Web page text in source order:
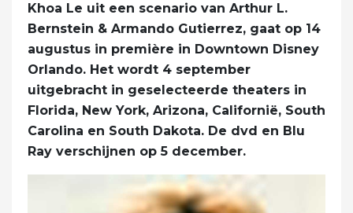
Khoa Le uit een scenario van Arthur L.
Bernstein & Armando Gutierrez, gaat op 14
augustus in première in Downtown Disney
Orlando. Het wordt 4 september
uitgebracht in geselecteerde theaters in
Florida, New York, Arizona, Californië, South
Carolina en South Dakota. De dvd en Blu
Ray verschijnen op 5 december.